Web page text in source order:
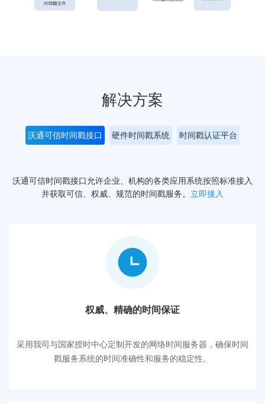
解决方案
沃通可信时间戳接口 硬件时间戳系统 时间戳认证平台
沃通可信时间戳接口允许企业、机构的各类应用系统按照标准接入
并获取可信、权威、规范的时间戳服务。 立即接入
权威、精确的时间保证
采用我司与国家授时中心定制开发的网络时间服务器，确保时间
戳服务系统的时间准确性和服务的稳定性。